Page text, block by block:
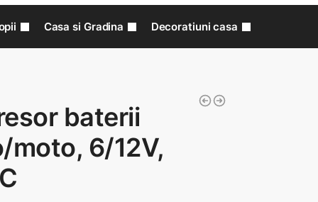
Casa si Gradina Decoratiuni casa
baterii
moto, 6/12V,